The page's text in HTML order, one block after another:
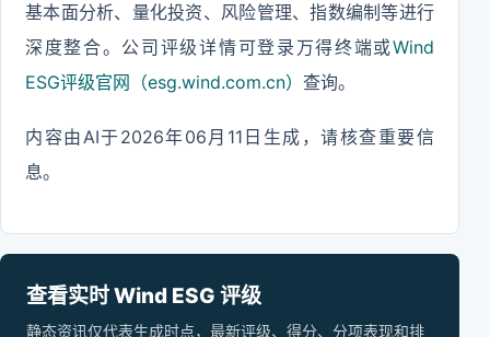
基本面分析、量化投资、风险管理、指数编制等进行
深度整合。公司评级详情可登录万得终端或Wind
ESG评级官网（esg.wind.com.cn） 查询。
内容由AI于2026年06月11日生成，请核查重要信
息。
查看实时 Wind ESG 评级
静态资讯仅代表生成时点，最新评级、得分、分项表现和排